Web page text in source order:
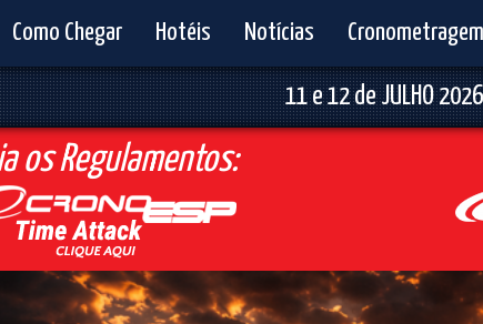
Como Chegar Hotéis Notícias Cronometragem
11 e 12 de JULHO 2026 -
os Regulamentos: